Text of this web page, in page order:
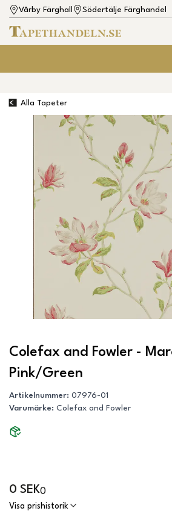
Vårby Färghall Södertälje Färghandel
Alla Tapeter
Colefax and Fowler -
Pink/Green
Artikelnummer: 07976-01
Varumärke: Colefax and Fowler
0 SEK0
Visa prishistorik